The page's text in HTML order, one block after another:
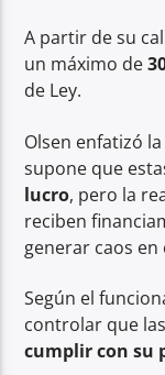
A partir de su
un máximo de
de Ley.
Olsen enfatizó
supone que
lucro, pero la
reciben
generar caos en
Según el
controlar que
cumplir con su